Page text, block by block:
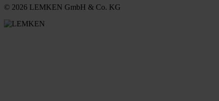
© 2026 LEMKEN GmbH & Co. KG